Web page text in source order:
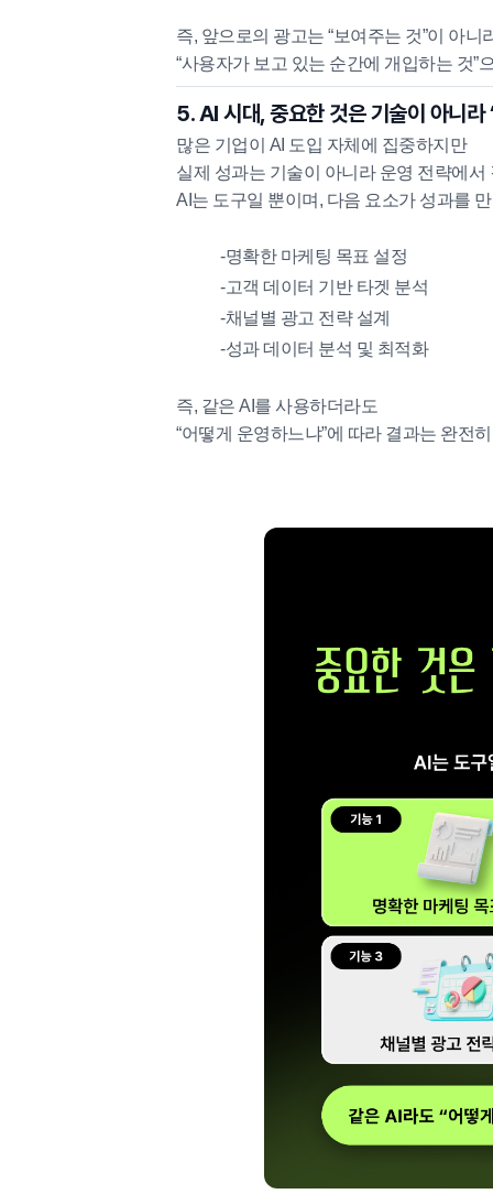
즉, 앞으로의 광고는 “보여주는 것”이 아니
“사용자가 보고 있는 순간에 개입하는 것”
5. AI 시대, 중요한 것은 기술이 아니라
많은 기업이 AI 도입 자체에 집중하지만
실제 성과는 기술이 아니라 운영 전략에서
AI는 도구일 뿐이며, 다음 요소가 성과를
-명확한 마케팅 목표 설정
-고객 데이터 기반 타겟 분석
-채널별 광고 전략 설계
-성과 데이터 분석 및 최적화
즉, 같은 AI를 사용하더라도
“어떻게 운영하느냐”에 따라 결과는 완전